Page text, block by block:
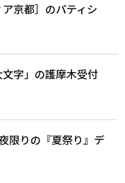
ア京都］のパティシ
字」の護摩木受付
限りの『夏祭り』デ